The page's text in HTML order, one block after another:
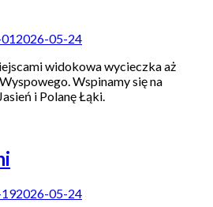
2026-05-24
widokowa wycieczka aż
Wspinamy się na
i Polanę Łąki.
2026-05-24